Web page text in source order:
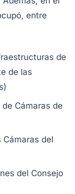
entre
de
de las
Cámaras de
del
del Consejo